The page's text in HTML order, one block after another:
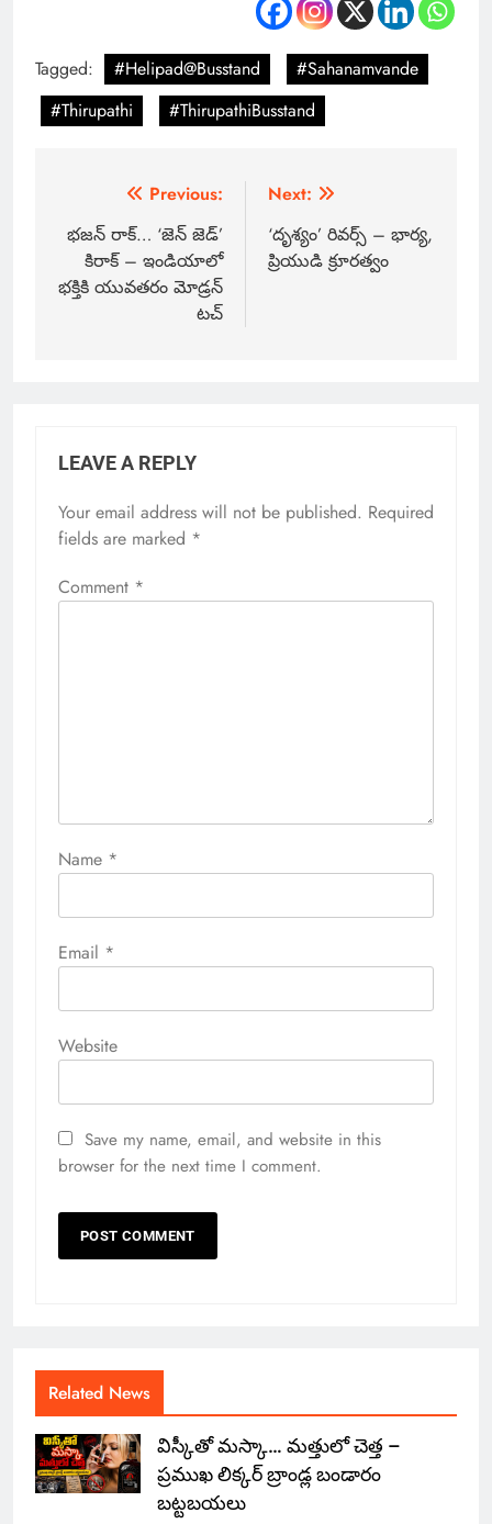
Tagged: #Helipad@Busstand
#Sahanamvande
#Thirupathi
#ThirupathiBusstand
Previous:
భజన్ రాక్… ‘జెన్ జెడ్’
కిరాక్ – ఇండియాలో
భక్తికి యువతరం మోడ్రన్
టచ్
Next:
‘దృశ్యం’ రివర్స్ – భార్య,
ప్రియుడి క్రూరత్వం
LEAVE A REPLY
Your email address will not be published. Required
fields are marked *
Comment *
Name *
Email *
Website
Save my name, email, and website in this
browser for the next time I comment.
Related News
విస్కీతో మస్కా… మత్తులో చెత్త –
ప్రముఖ లిక్కర్ బ్రాండ్ల బండారం
బట్టబయలు